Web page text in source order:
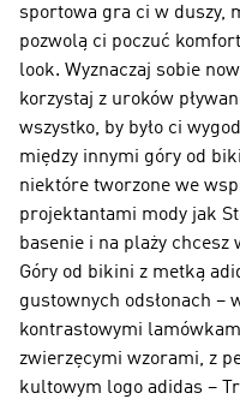
sportowa gra ci w duszy,
pozwolą ci poczuć
look. Wyznaczaj sobie
korzystaj z uroków
wszystko, by było ci
między innymi góry od
niektóre tworzone we
projektantami mody jak
basenie i na plaży
Góry od bikini z metką
gustownych odsłonach –
kontrastowymi
zwierzęcymi wzorami, z
kultowym logo adidas –